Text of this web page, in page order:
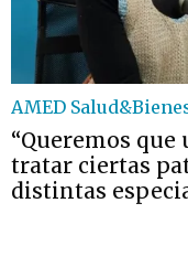
AMED
“Queremos
tratar ciertas
distintas